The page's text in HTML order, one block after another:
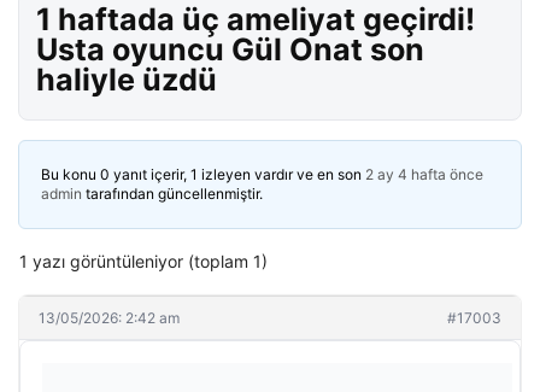
1 haftada üç ameliyat geçirdi!
Usta oyuncu Gül Onat son
haliyle üzdü
Bu konu 0 yanıt içerir, 1 izleyen vardır ve en son 2 ay 4 hafta önce
admin tarafından güncellenmiştir.
1 yazı görüntüleniyor (toplam 1)
13/05/2026: 2:42 am #17003